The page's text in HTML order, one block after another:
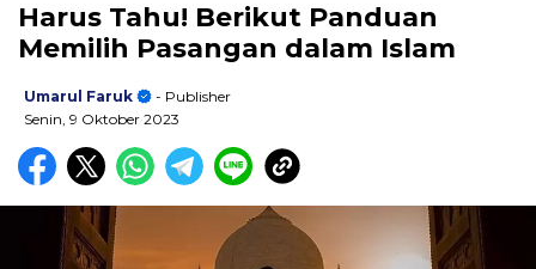
Harus Tahu! Berikut Panduan
Memilih Pasangan dalam Islam
Umarul Faruk
- Publisher
Senin, 9 Oktober 2023